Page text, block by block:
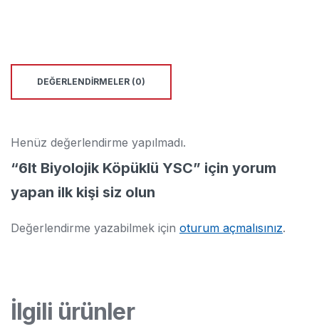
DEĞERLENDIRMELER (0)
Henüz değerlendirme yapılmadı.
“6lt Biyolojik Köpüklü YSC” için yorum
yapan ilk kişi siz olun
Değerlendirme yazabilmek için oturum açmalısınız.
İlgili ürünler